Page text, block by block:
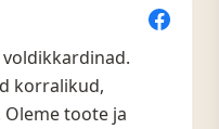
korralikud,
toote ja